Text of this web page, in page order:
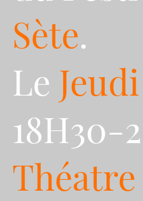
Sète.
Le
18H30-